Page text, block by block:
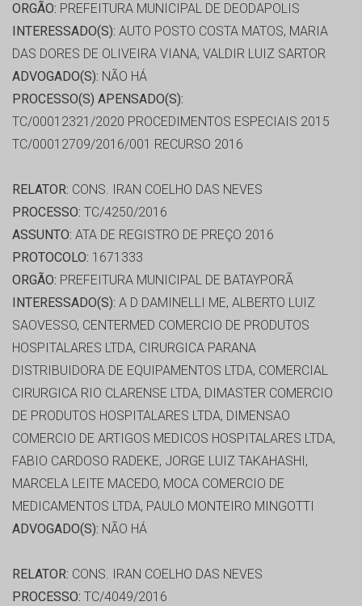
ORGÃO: PREFEITURA MUNICIPAL DE DEODAPOLIS
INTERESSADO(S): AUTO POSTO COSTA MATOS, MARIA
DAS DORES DE OLIVEIRA VIANA, VALDIR LUIZ SARTOR
ADVOGADO(S): NÃO HÁ
PROCESSO(S) APENSADO(S):
TC/00012321/2020 PROCEDIMENTOS ESPECIAIS 2015
TC/00012709/2016/001 RECURSO 2016
RELATOR: CONS. IRAN COELHO DAS NEVES
PROCESSO: TC/4250/2016
ASSUNTO: ATA DE REGISTRO DE PREÇO 2016
PROTOCOLO: 1671333
ORGÃO: PREFEITURA MUNICIPAL DE BATAYPORÃ
INTERESSADO(S): A D DAMINELLI ME, ALBERTO LUIZ
SAOVESSO, CENTERMED COMERCIO DE PRODUTOS
HOSPITALARES LTDA, CIRURGICA PARANA
DISTRIBUIDORA DE EQUIPAMENTOS LTDA, COMERCIAL
CIRURGICA RIO CLARENSE LTDA, DIMASTER COMERCIO
DE PRODUTOS HOSPITALARES LTDA, DIMENSAO
COMERCIO DE ARTIGOS MEDICOS HOSPITALARES LTDA,
FABIO CARDOSO RADEKE, JORGE LUIZ TAKAHASHI,
MARCELA LEITE MACEDO, MOCA COMERCIO DE
MEDICAMENTOS LTDA, PAULO MONTEIRO MINGOTTI
ADVOGADO(S): NÃO HÁ
RELATOR: CONS. IRAN COELHO DAS NEVES
PROCESSO: TC/4049/2016